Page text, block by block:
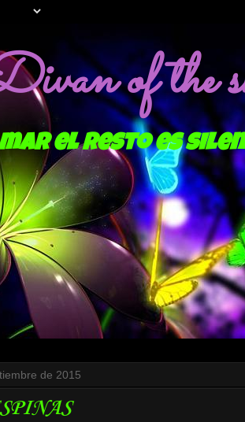
of the
el resto es
de 2015